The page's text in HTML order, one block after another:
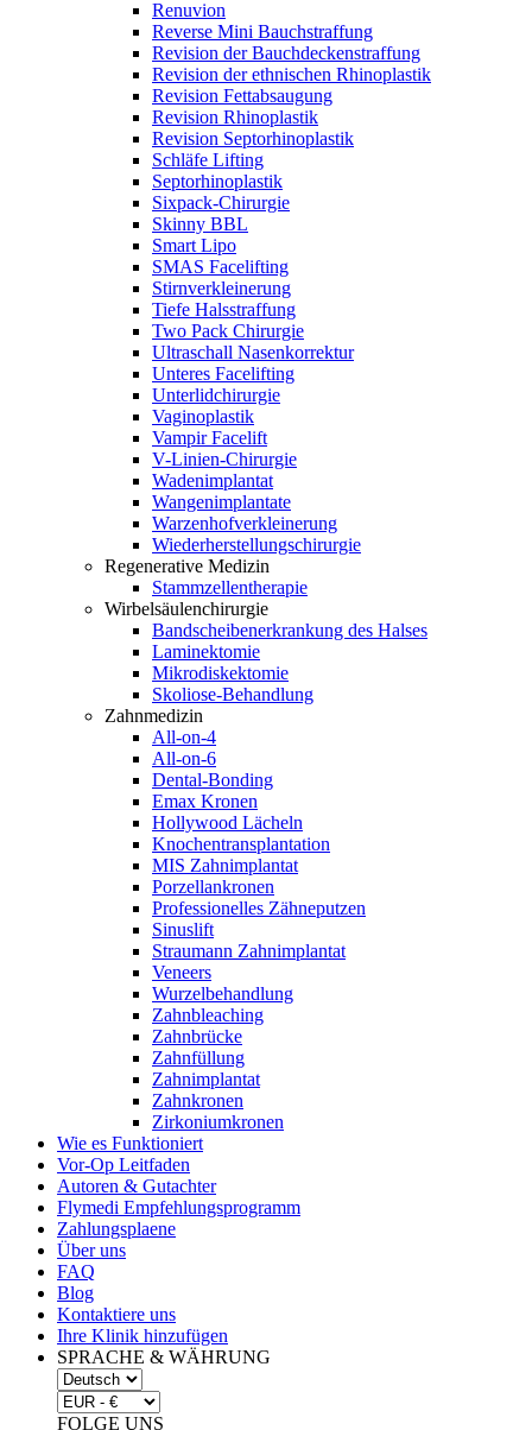
Renuvion
Reverse Mini Bauchstraffung
Revision der Bauchdeckenstraffung
Revision der ethnischen Rhinoplastik
Revision Fettabsaugung
Revision Rhinoplastik
Revision Septorhinoplastik
Schläfe Lifting
Septorhinoplastik
Sixpack-Chirurgie
Skinny BBL
Smart Lipo
SMAS Facelifting
Stirnverkleinerung
Tiefe Halsstraffung
Two Pack Chirurgie
Ultraschall Nasenkorrektur
Unteres Facelifting
Unterlidchirurgie
Vaginoplastik
Vampir Facelift
V-Linien-Chirurgie
Wadenimplantat
Wangenimplantate
Warzenhofverkleinerung
Wiederherstellungschirurgie
Regenerative Medizin
Stammzellentherapie
Wirbelsäulenchirurgie
Bandscheibenerkrankung des Halses
Laminektomie
Mikrodiskektomie
Skoliose-Behandlung
Zahnmedizin
All-on-4
All-on-6
Dental-Bonding
Emax Kronen
Hollywood Lächeln
Knochentransplantation
MIS Zahnimplantat
Porzellankronen
Professionelles Zähneputzen
Sinuslift
Straumann Zahnimplantat
Veneers
Wurzelbehandlung
Zahnbleaching
Zahnbrücke
Zahnfüllung
Zahnimplantat
Zahnkronen
Zirkoniumkronen
Wie es Funktioniert
Vor-Op Leitfaden
Autoren & Gutachter
Flymedi Empfehlungsprogramm
Zahlungsplaene
Über uns
FAQ
Blog
Kontaktiere uns
Ihre Klinik hinzufügen
SPRACHE & WÄHRUNG
FOLGE UNS